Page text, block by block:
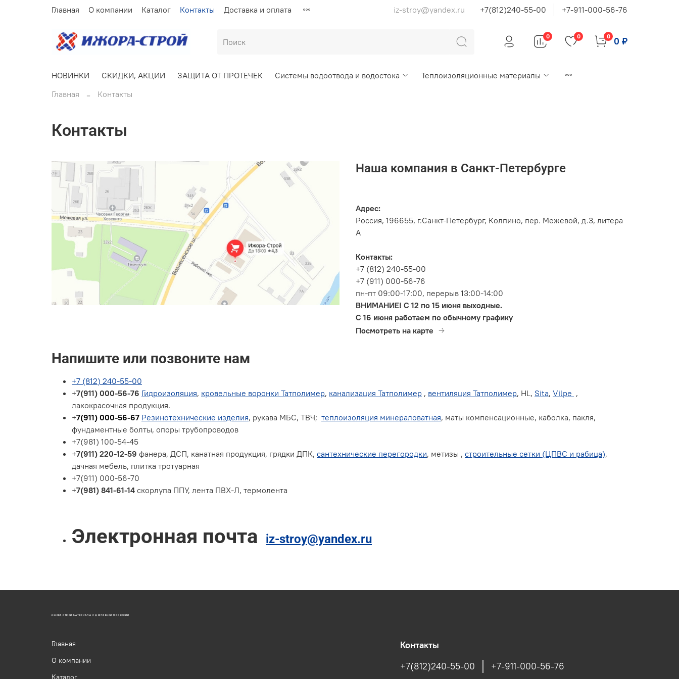
Главная О компании Каталог Контакты Доставка и оплата iz-stroy@yandex.ru +7(812)240-55-00 +7-911-000-56-76
0 0 0 0 ₽
НОВИНКИ СКИДКИ, АКЦИИ ЗАЩИТА ОТ ПРОТЕЧЕК Системы водоотвода и водостока
Теплоизоляционные материалы
Главная
Контакты
Контакты
Наша компания в Санкт-Петербурге
Адрес:
Россия, 196655, г.Санкт-Петербург, Колпино, пер. Межевой, д.3, литера
А
Контакты:
+7 (812) 240-55-00
+7 (911) 000-56-76
пн-пт 09:00-17:00, перерыв 13:00-14:00
ВНИМАНИЕ! С 12 по 15 июня выходные.
С 16 июня работаем по обычному графику
Посмотреть на карте
Напишите или позвоните нам
+7 (812) 240-55-00
+7(911) 000-56-76 Гидроизоляция, кровельные воронки Татполимер, канализация Татполимер , вентиляция Татполимер, HL, Sita, Vilpe ,
лакокрасочная продукция.
+7(911) 000-56-67 Резинотехнические изделия, рукава МБС, ТВЧ; теплоизоляция минераловатная, маты компенсационные, каболка, пакля,
фундаментные болты, опоры трубопроводов
+7(981) 100-54-45
+7(911) 220-12-59 фанера, ДСП, канатная продукция, грядки ДПК, сантехнические перегородки, метизы , строительные сетки (ЦПВС и рабица),
дачная мебель, плитка тротуарная
+7(911) 000-56-70
+7(981) 841-61-14 скорлупа ППУ, лента ПВХ-Л, термолента
Электронная почта iz-stroy@yandex.ru
ИЖОРА-СТРОЙ МАТЕРИАЛЫ С ДОСТАВКОЙ ПО РОССИИ
Главная
О компании
Каталог
Контакты
+7(812)240-55-00
+7-911-000-56-76